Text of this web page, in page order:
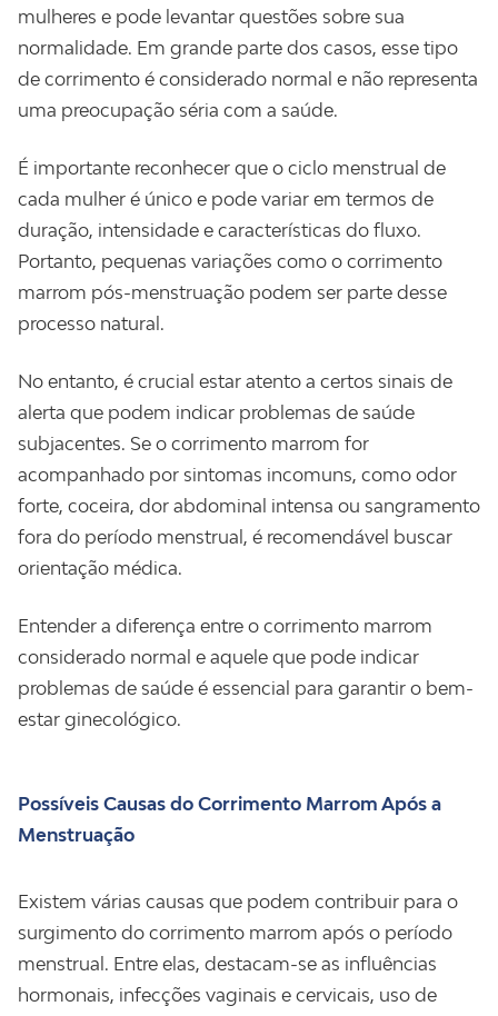
mulheres e pode levantar questões sobre sua
normalidade. Em grande parte dos casos, esse tipo
de corrimento é considerado normal e não representa
uma preocupação séria com a saúde.
É importante reconhecer que o ciclo menstrual de
cada mulher é único e pode variar em termos de
duração, intensidade e características do fluxo.
Portanto, pequenas variações como o corrimento
marrom pós-menstruação podem ser parte desse
processo natural.
No entanto, é crucial estar atento a certos sinais de
alerta que podem indicar problemas de saúde
subjacentes. Se o corrimento marrom for
acompanhado por sintomas incomuns, como odor
forte, coceira, dor abdominal intensa ou sangramento
fora do período menstrual, é recomendável buscar
orientação médica.
Entender a diferença entre o corrimento marrom
considerado normal e aquele que pode indicar
problemas de saúde é essencial para garantir o bem-
estar ginecológico.
Possíveis Causas do Corrimento Marrom Após a
Menstruação
Existem várias causas que podem contribuir para o
surgimento do corrimento marrom após o período
menstrual. Entre elas, destacam-se as influências
hormonais, infecções vaginais e cervicais, uso de